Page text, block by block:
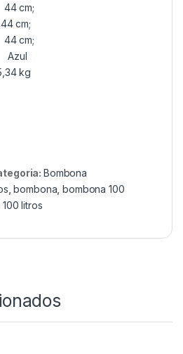
cm;
cm;
cm;
kg
Bombona
,bombona ,bombona 100
litros